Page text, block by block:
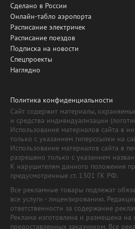
Сделано в России
Онлайн-табло аэропорта
Расписание электричек
Расписание поездов
Подписка на новости
Спецпроекты
Наглядно
Политика конфиденциальности
Сайт содержит материалы,
и средства индивидуализации
Использование материалов сайта в
только с указанием гиперссылки на
Использование материалов сайта в
разрешено только с указанием
К нарушителям данного положения
предусмотренные ст. 1301 ГК РФ.
Все рекламные товары подлежат
все услуги - лицензированию.
ответственности за содержание
Реклама изготовлена и размещена на
предоставленных заказчиком. Все